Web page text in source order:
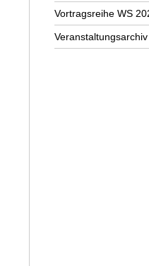
Vortragsreihe WS
Veranstaltungsarchiv